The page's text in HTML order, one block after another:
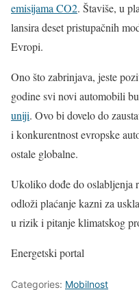
emisijama CO2. Štaviše, u
lansira deset pristupačnih
Evropi.
Ono što zabrinjava, jeste
godine svi novi automobili
uniji. Ovo bi dovelo do
i konkurentnost evropske
ostale globalne.
Ukoliko dođe do oslabljenja
odloži plaćanje kazni za
u rizik i pitanje klimatskog
Energetski portal
Categories: Mobilnost